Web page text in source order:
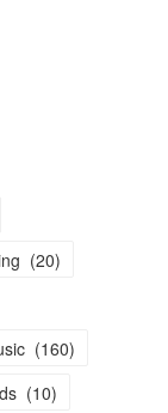
(20)
(160)
(10)